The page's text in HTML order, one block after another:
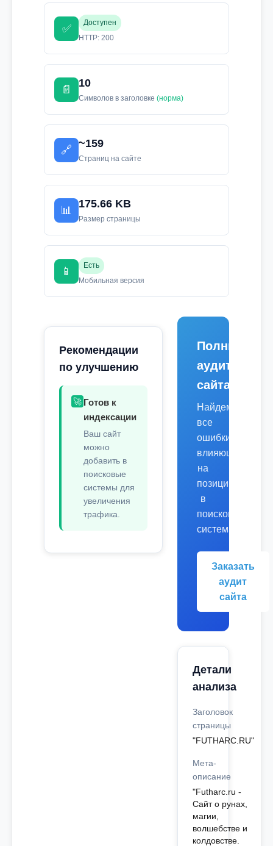
✅
Доступен
HTTP: 200
📄
10
Символов в заголовке (норма)
🔗
~159
Страниц на сайте
📊
175.66 KB
Размер страницы
📱
Есть
Мобильная версия
Рекомендации
по улучшению
🚀 Готов к
индексации
Ваш сайт
можно
добавить в
поисковые
системы для
увеличения
трафика.
Полный
аудит
сайта
Найдем
все
ошибки,
влияющие
на
позиции
в
поисковых
системах.
Заказать
аудит
сайта
Детали
анализа
Заголовок
страницы
"FUTHARC.RU"
Мета-
описание
"Futharc.ru -
Сайт о рунах,
магии,
волшебстве и
колдовстве.